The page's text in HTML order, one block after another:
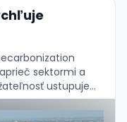
sektormi a
ustupuje
firiem svoje